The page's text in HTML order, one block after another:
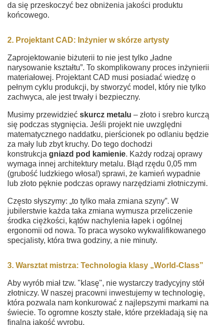
da się przeskoczyć bez obniżenia jakości produktu
końcowego.
2. Projektant CAD: Inżynier w skórze artysty
Zaprojektowanie biżuterii to nie jest tylko „ładne
narysowanie kształtu”. To skomplikowany proces inżynierii
materiałowej. Projektant CAD musi posiadać wiedzę o
pełnym cyklu produkcji, by stworzyć model, który nie tylko
zachwyca, ale jest trwały i bezpieczny.
Musimy przewidzieć skurcz metalu – złoto i srebro kurczą
się podczas stygnięcia. Jeśli projekt nie uwzględni
matematycznego naddatku, pierścionek po odlaniu będzie
za mały lub zbyt kruchy. Do tego dochodzi
konstrukcja gniazd pod kamienie. Każdy rodzaj oprawy
wymaga innej architektury metalu. Błąd rzędu 0,05 mm
(grubość ludzkiego włosa!) sprawi, że kamień wypadnie
lub złoto pęknie podczas oprawy narzędziami złotniczymi.
Często słyszymy: „to tylko mała zmiana szyny”. W
jubilerstwie każda taka zmiana wymusza przeliczenie
środka ciężkości, kątów nachylenia łapek i ogólnej
ergonomii od nowa. To praca wysoko wykwalifikowanego
specjalisty, która trwa godziny, a nie minuty.
3. Warsztat mistrza: Technologia klasy „World-Class”
Aby wyrób miał tzw. "klasę", nie wystarczy tradycyjny stół
złotniczy. W naszej pracowni inwestujemy w technologię,
która pozwala nam konkurować z najlepszymi markami na
świecie. To ogromne koszty stałe, które przekładają się na
finalną jakość wyrobu.